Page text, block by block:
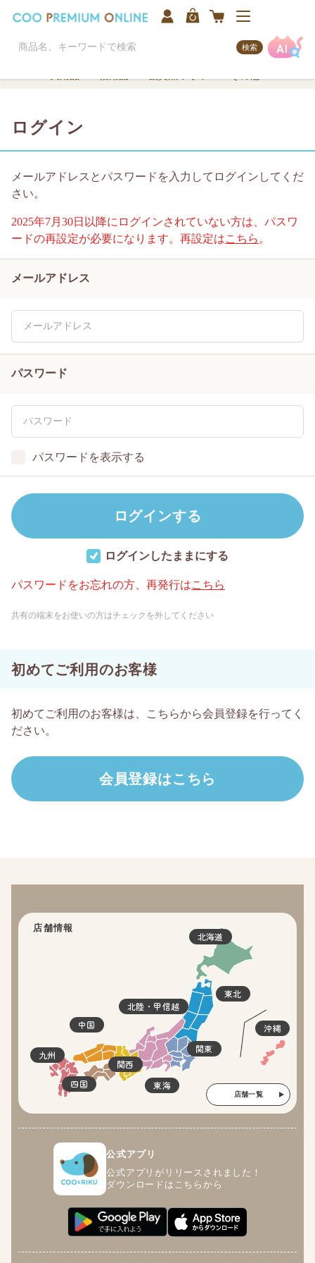
検索
ログイン
メールアドレスとパスワードを入力してログインしてくだ
さい。
2025年7月30日以降にログインされていない方は、パスワ
ードの再設定が必要になります。再設定はこちら 。
メールアドレス
パスワード
パスワードを表示する
ログインしたままにする
パスワードをお忘れの方、再発行はこちら
共有の端末をお使いの方はチェックを外してください
初めてご利用のお客様
初めてご利用のお客様は、こちらから会員登録を行ってく
ださい。
店舗情報
北海道
東北
関東
北陸・甲信越
東海
関西
四国
中国
九州
沖縄
店舗一覧
公式アプリ
公式アプリがリリースされました！
ダウンロードはこちらから